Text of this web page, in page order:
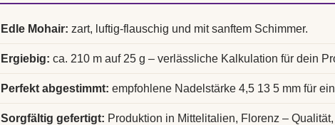
Edle Mohair: zart, luftig-flauschig und mit sanftem Schimmer.
Ergiebig: ca. 210 m auf 25 g – verlässliche Kalkulation für dein
Perfekt abgestimmt: empfohlene Nadelstärke 4,5 13 5 mm für
Sorgfältig gefertigt: Produktion in Mittelitalien, Florenz –